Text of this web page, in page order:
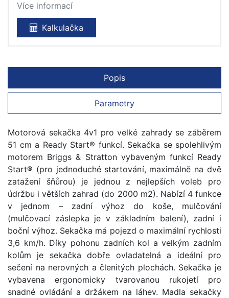
Více informací
Kalkulačka
Popis
Parametry
Motorová sekačka 4v1 pro velké zahrady se záběrem
51 cm a Ready Start® funkcí. Sekačka se spolehlivým
motorem Briggs & Stratton vybaveným funkcí Ready
Start® (pro jednoduché startování, maximálně na dvě
zatažení šňůrou) je jednou z nejlepších voleb pro
údržbu i větších zahrad (do 2000 m2). Nabízí 4 funkce
v jednom – zadní výhoz do koše, mulčování
(mulčovací záslepka je v základním balení), zadní i
boční výhoz. Sekačka má pojezd o maximální rychlosti
3,6 km/h. Díky pohonu zadních kol a velkým zadním
kolům je sekačka dobře ovladatelná a ideální pro
sečení na nerovných a členitých plochách. Sekačka je
vybavena ergonomicky tvarovanou rukojetí pro
snadné ovládání a držákem na láhev. Madla sekačky